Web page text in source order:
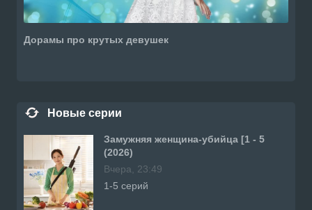
Дорамы про крутых девушек
Новые серии
Замужняя женщина-убийца [1 - 5
(2026)
Вчера, 23:49
1-5 серий